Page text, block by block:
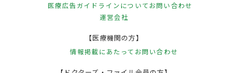
医療広告ガイドラインについてお問い合わせ
運営会社
【医療機関の方】
情報掲載にあたって お問い合わせ